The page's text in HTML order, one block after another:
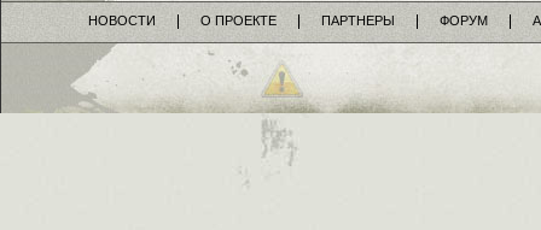
НОВОСТИ О ПРОЕКТЕ ПАРТНЕРЫ ФОРУМ